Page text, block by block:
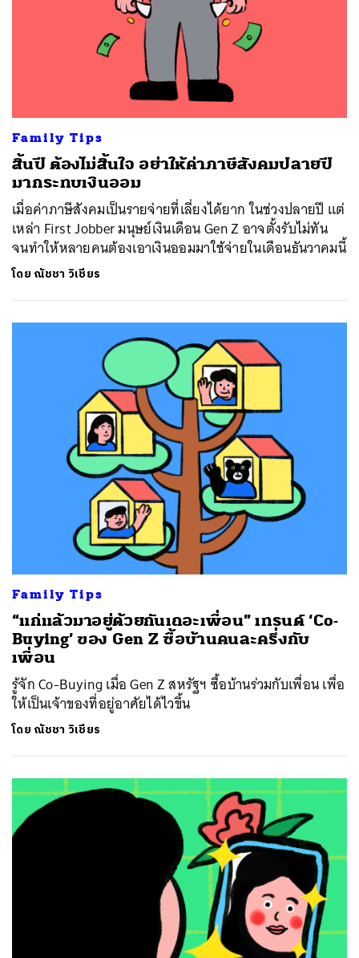
Family Tips
สิ้นปี ต้องไม่สิ้นใจ อย่าให้ค่าภาษีสังคมปลายปี
มากระทบเงินออม
เมื่อค่าภาษีสังคมเป็นรายจ่ายที่เลี่ยงได้ยาก ในช่วงปลายปี แต่
เหล่า First Jobber มนุษย์เงินเดือน Gen Z อาจตั้งรับไม่ทัน
จนทำให้หลายคนต้องเอาเงินออมมาใช้จ่ายในเดือนธันวาคมนี้
โดย ณัชชา วิเชียร
Family Tips
“แก่แล้วมาอยู่ด้วยกันเถอะเพื่อน” เทรนด์ ‘Co-
Buying’ ของ Gen Z ซื้อบ้านคนละครึ่งกับ
เพื่อน
รู้จัก Co-Buying เมื่อ Gen Z สหรัฐฯ ซื้อบ้านร่วมกับเพื่อน เพื่อ
ให้เป็นเจ้าของที่อยู่อาศัยได้ไวขึ้น
โดย ณัชชา วิเชียร